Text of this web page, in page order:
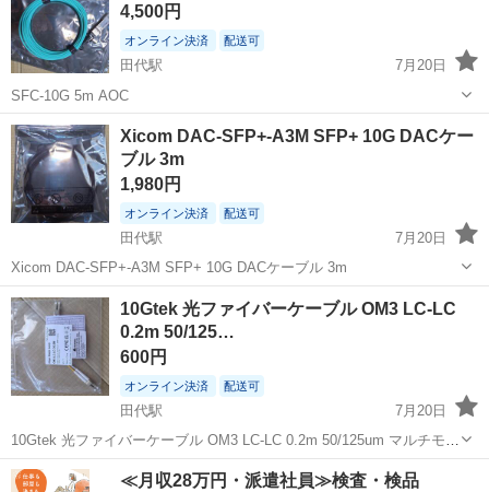
4,500円
オンライン決済 配送可
田代駅
7月20日
SFC-10G 5m AOC
佐賀 鳥栖市
Xicom DAC-SFP+-A3M SFP+ 10G DACケー
ブル 3m
1,980円
オンライン決済 配送可
田代駅
7月20日
Xicom DAC-SFP+-A3M SFP+ 10G DACケーブル 3m
佐賀 鳥栖市 田代駅 周辺機器
10Gtek 光ファイバーケーブル OM3 LC-LC
0.2m 50/125…
600円
オンライン決済 配送可
田代駅
7月20日
10Gtek 光ファイバーケーブル OM3 LC-LC 0.2m 50/125um マルチモー
ド佐賀 鳥栖市 田代駅 PCパーツ
≪月収28万円・派遣社員≫検査・検品